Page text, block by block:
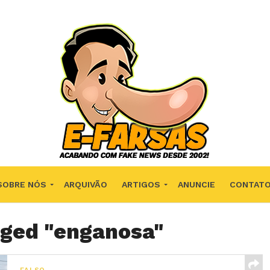
NÓS ARQUIVÃO ARTIGOS ANUNCIE CONTATO
"enganosa"